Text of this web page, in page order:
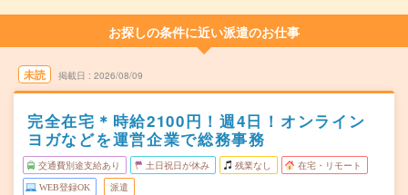
お探しの条件に近い派遣のお仕事
未読 掲載日 2026/08/09
完全在宅＊時給2100円！週4日！オンライン
ヨガなどを運営企業で総務事務
交通費別途支給あり 土日祝日が休み 残業なし 在宅・リモート
WEB登録OK 派遣